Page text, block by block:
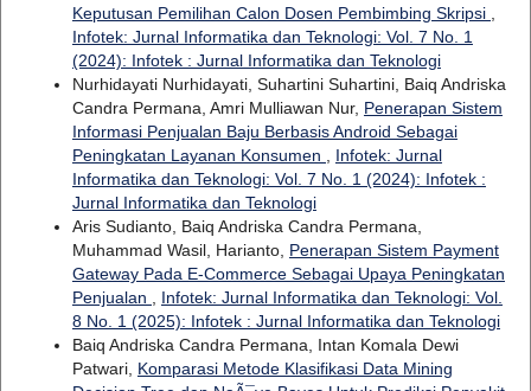
Keputusan Pemilihan Calon Dosen Pembimbing Skripsi
Infotek: Jurnal Informatika dan Teknologi: Vol. 7 No. 1
(2024): Infotek : Jurnal Informatika dan Teknologi
Nurhidayati Nurhidayati, Suhartini Suhartini, Baiq Andriska
Candra Permana, Amri Mulliawan Nur, Penerapan Sistem
Informasi Penjualan Baju Berbasis Android Sebagai
Peningkatan Layanan Konsumen
Infotek: Jurnal
Informatika dan Teknologi: Vol. 7 No. 1 (2024): Infotek :
Jurnal Informatika dan Teknologi
Aris Sudianto, Baiq Andriska Candra Permana,
Muhammad Wasil, Harianto, Penerapan Sistem Payment
Gateway Pada E-Commerce Sebagai Upaya Peningkatan
Penjualan
Infotek: Jurnal Informatika dan Teknologi: Vol.
8 No. 1 (2025): Infotek : Jurnal Informatika dan Teknologi
Baiq Andriska Candra Permana, Intan Komala Dewi
Patwari, Komparasi Metode Klasifikasi Data Mining